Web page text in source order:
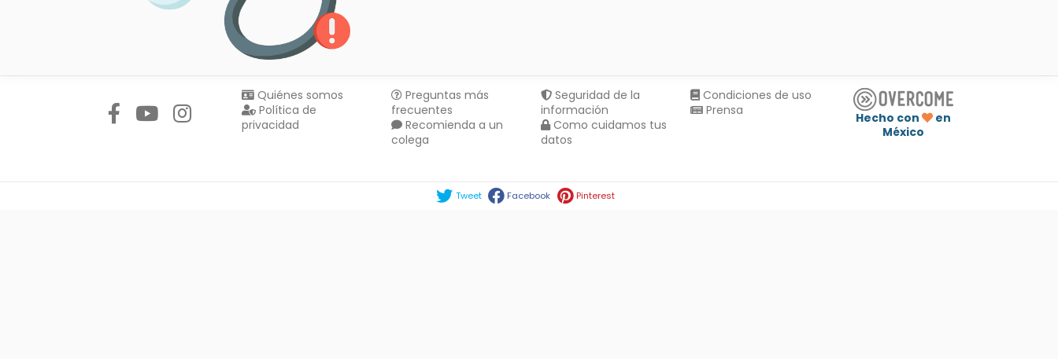
Quiénes somos
Política de
privacidad
Preguntas más
frecuentes
Recomienda a un
colega
Seguridad de la
información
Como cuidamos tus
datos
Condiciones de uso
Prensa
Hecho con
en
México
Tweet Facebook Pinterest